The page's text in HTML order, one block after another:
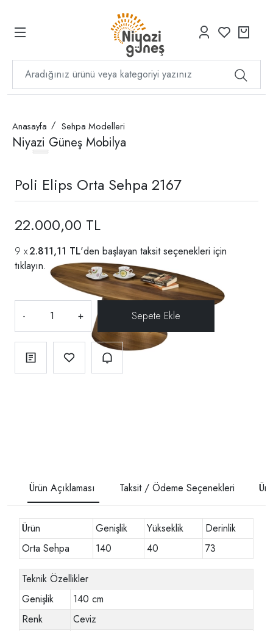
Anasayfa Sehpa Modelleri
Niyazi Güneş Mobilya
Poli Elips Orta Sehpa 2167
22.000,00 TL
2.811,11 TL'den başlayan taksit seçenekleri için
tıklayın.
- +
Ürün Açıklaması Taksit / Ödeme Seçenekleri
Ürün Genişlik Yükseklik
Derinlik
Orta Sehpa
140 40 73
Teknik Özellikler
Genişlik
140 cm
Renk
Ceviz